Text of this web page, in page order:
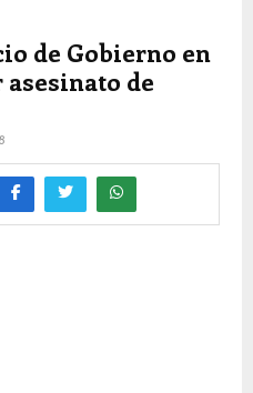
de Gobierno en
de